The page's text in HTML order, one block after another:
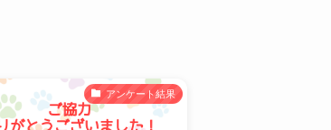
アンケート結果